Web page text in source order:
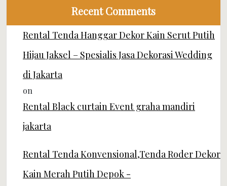
Recent Comments
Rental Tenda Hanggar Dekor Kain Serut Putih
Hijau Jaksel – Spesialis Jasa Dekorasi Wedding
di Jakarta
on
Rental Black curtain Event graha mandiri
jakarta
Rental Tenda Konvensional,Tenda Roder Dekor
Kain Merah Putih Depok -